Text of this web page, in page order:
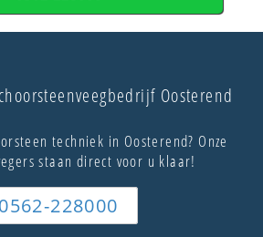
Oosterend
techniek in Oosterend? Onze
staan direct voor u klaar!
0562-228000